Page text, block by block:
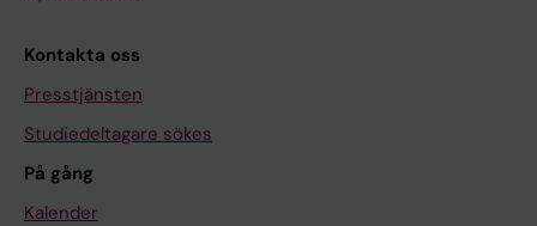
Kontakta oss
Presstjänsten
Studiedeltagare sökes
På gång
Kalender